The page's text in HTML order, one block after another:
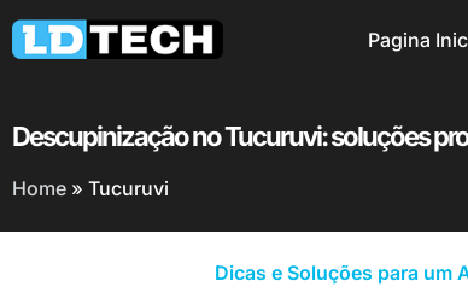
Pagina
Descupinização no Tucuruvi: soluções
Home » Tucuruvi
Dicas e Soluções para um